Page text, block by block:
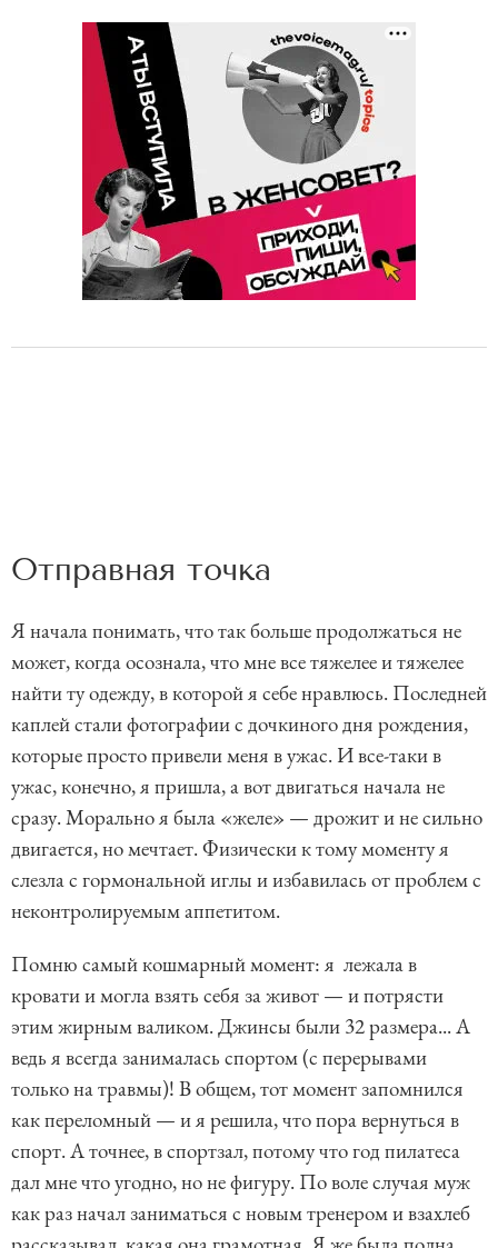
Отправная точка
Я начала понимать, что так больше продолжаться не
может, когда осознала, что мне все тяжелее и тяжелее
найти ту одежду, в которой я себе нравлюсь. Последней
каплей стали фотографии с дочкиного дня рождения,
которые просто привели меня в ужас. И все-таки в
ужас, конечно, я пришла, а вот двигаться начала не
сразу. Морально я была «желе» — дрожит и не сильно
двигается, но мечтает. Физически к тому моменту я
слезла с гормональной иглы и избавилась от проблем с
неконтролируемым аппетитом.
Помню самый кошмарный момент: я лежала в
кровати и могла взять себя за живот — и потрясти
этим жирным валиком. Джинсы были 32 размера... А
ведь я всегда занималась спортом (с перерывами
только на травмы)! В общем, тот момент запомнился
как переломный — и я решила, что пора вернуться в
спорт. А точнее, в спортзал, потому что год пилатеса
дал мне что угодно, но не фигуру. По воле случая муж
как раз начал заниматься с новым тренером и взахлеб